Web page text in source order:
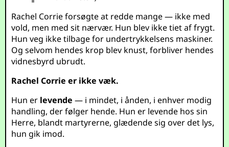
Rachel Corrie forsøgte at redde mange — ikke med
vold, men med sit nærvær. Hun blev ikke tiet af frygt.
Hun veg ikke tilbage for undertrykkelsens maskiner.
Og selvom hendes krop blev knust, forbliver hendes
vidnesbyrd ubrudt.
Rachel Corrie er ikke væk.
Hun er levende — i mindet, i ånden, i enhver modig
handling, der følger hende. Hun er levende hos sin
Herre, blandt martyrerne, glædende sig over det lys,
hun gik imod.